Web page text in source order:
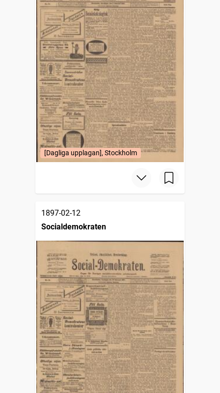
[Dagliga upplagan], Stockholm
1897-02-12
Socialdemokraten